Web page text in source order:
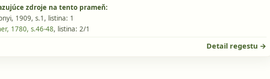
zdroje na tento prameň:
1909, s.1 , listina: 1
1780, s.46-48, listina: 2/1
Detail regestu →